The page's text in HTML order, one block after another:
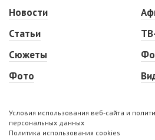
Новости
Статьи
Сюжеты
Фото
Условия использования веб-сайта и
персональных данных
Политика использования cookies